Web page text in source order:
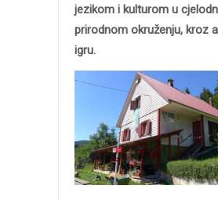
jezikom i kulturom u
prirodnom okruženju, kroz
igru.